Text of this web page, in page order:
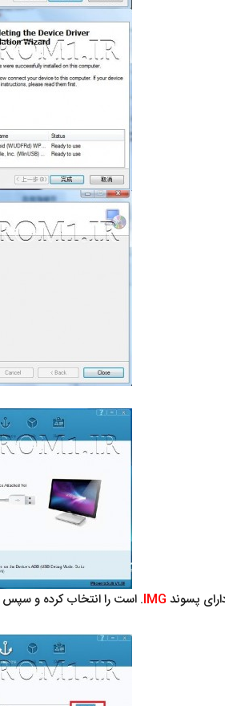
IMG. است را انتخاب کرده و سپس